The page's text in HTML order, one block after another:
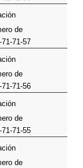
de
71-57
de
71-56
de
71-55
de